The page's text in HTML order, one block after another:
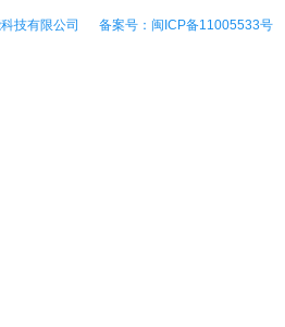
技有限公司 备案号：闽ICP备11005533号